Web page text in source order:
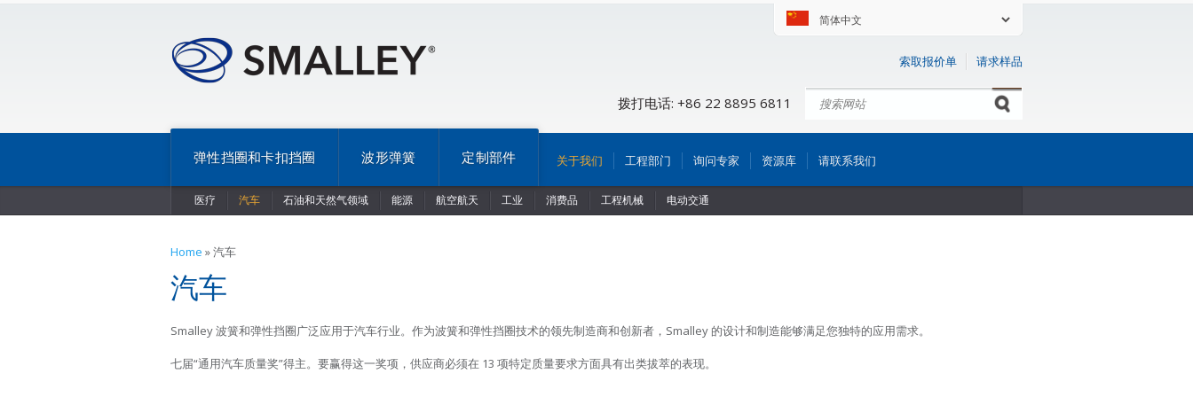
索取报价单 请求样品
拨打电话: +86 22 8895 6811 Search form
搜索
弹性挡圈和卡扣挡圈 波形弹簧 定制部件 关于我们 工程部门 询问专家 资源库 请联系我们
医疗 汽车 石油和天然气领域 能源 航空航天 工业 消费品 工程机械 电动交通
Home »汽车
汽车
Smalley 波簧和弹性挡圈广泛应用于汽车行业。作为波簧和弹性挡圈技术的领先制造商和创新者，Smalley 的设计和制造能够满足您独特的应用需求。
七届“通用汽车质量奖”得主。要赢得这一奖项，供应商必须在 13 项特定质量要求方面具有出类拔萃的表现。